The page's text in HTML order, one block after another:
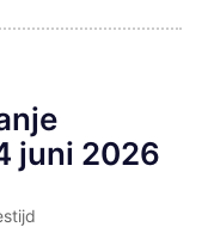
juni 2026